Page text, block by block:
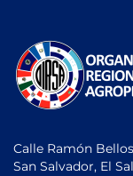
Calle Ramón
San Salvador, El